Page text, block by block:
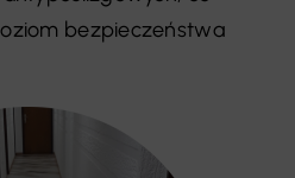
bezpieczeństwa